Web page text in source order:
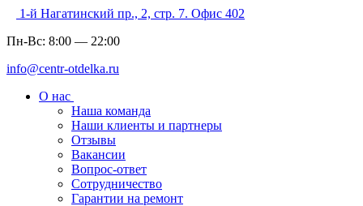
1-й Нагатинский пр., 2, стр. 7. Офис 402
Пн-Вс: 8:00 — 22:00
info@centr-otdelka.ru
О нас
Наша команда
Наши клиенты и партнеры
Отзывы
Вакансии
Вопрос-ответ
Сотрудничество
Гарантии на ремонт